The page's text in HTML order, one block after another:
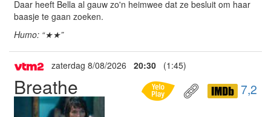
Daar heeft Bella al gauw zo'n heimwee dat ze besluit om haar
baasje te gaan zoeken.
Humo: “★★”
zaterdag 8/08/2026 20:30 (1:45)
Breathe 7,2